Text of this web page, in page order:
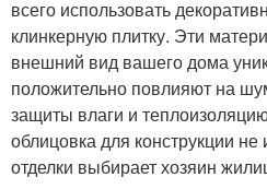
всего использовать
клинкерную плитку. Эти
внешний вид вашего дома
положительно повлияют на
защиты влаги и
облицовка для конструкции
отделки выбирает хозяин